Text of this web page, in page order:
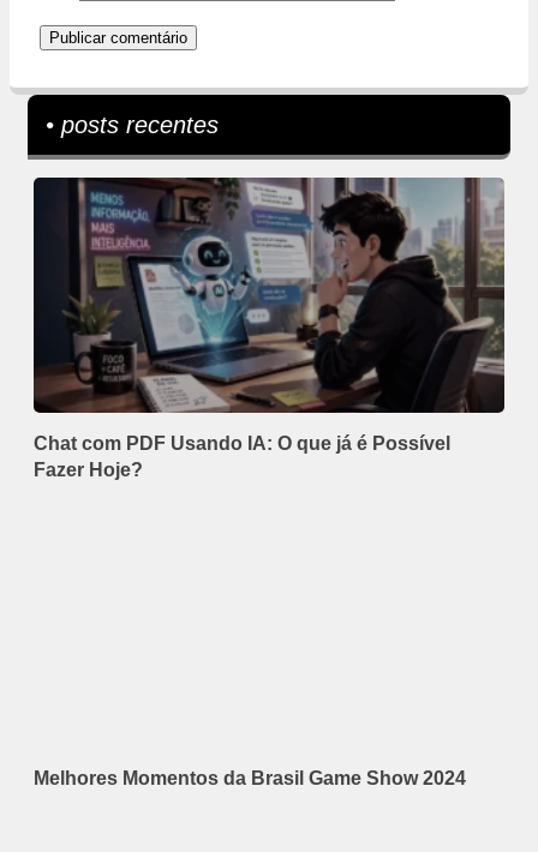
• posts recentes
Chat com PDF Usando IA: O que já é Possível
Fazer Hoje?
Melhores Momentos da Brasil Game Show 2024